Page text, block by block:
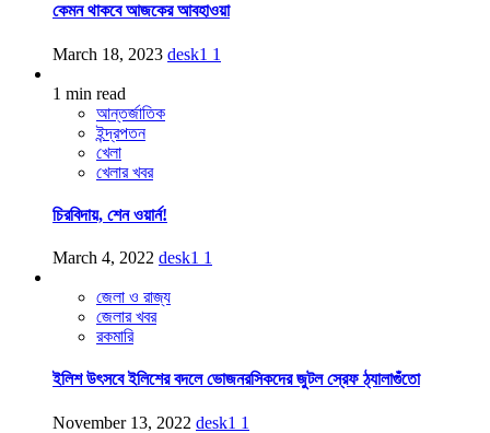
কেমন থাকবে আজকের আবহাওয়া
March 18, 2023 desk1 1
1 min read
আন্তর্জাতিক
ইন্দ্রপতন
খেলা
খেলার খবর
চিরবিদায়, শেন ওয়ার্ন!
March 4, 2022 desk1 1
জেলা ও রাজ্য
জেলার খবর
রকমারি
ইলিশ উৎসবে ইলিশের বদলে ভোজনরসিকদের জুটল স্রেফ ঠ্যালাগুঁতো
November 13, 2022 desk1 1